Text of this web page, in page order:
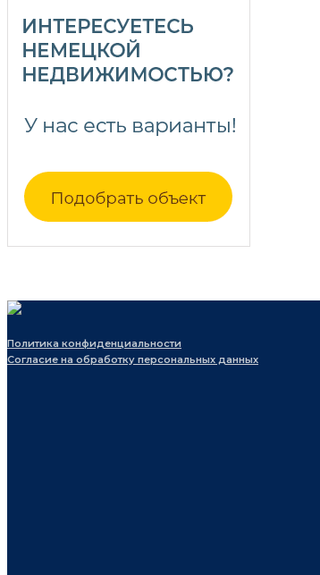
Политика конфиденциальности
Согласие на обработку персональных данных